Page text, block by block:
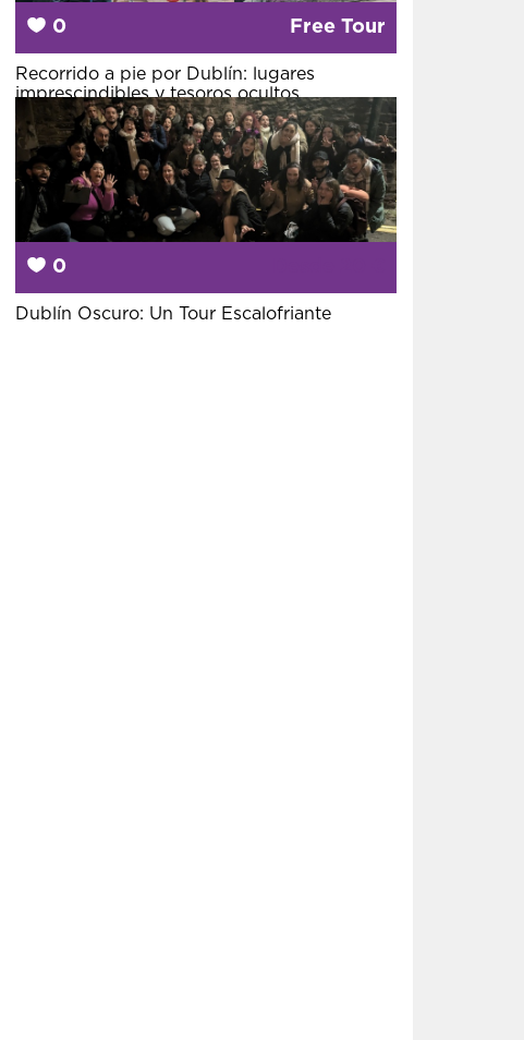
0 Free Tour
Recorrido a pie por Dublín: lugares
imprescindibles y tesoros ocultos
0
Dublín Oscuro: Un Tour Escalofriante